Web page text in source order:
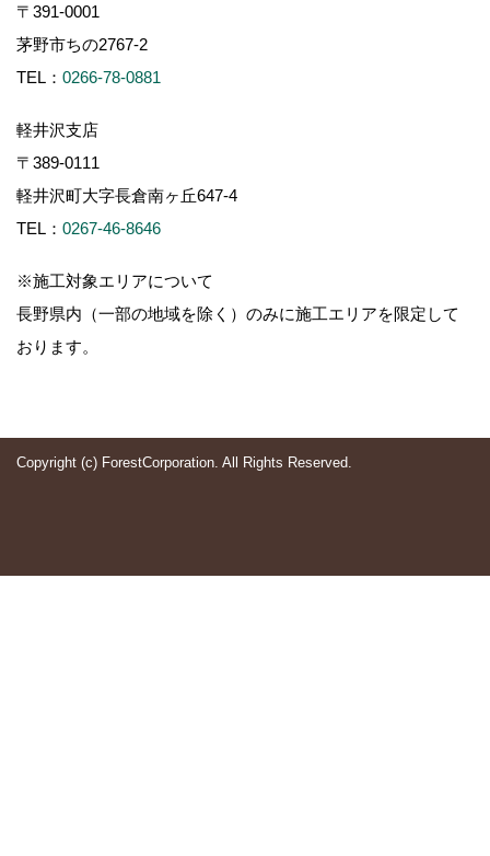
〒391-0001
茅野市ちの2767-2
TEL： 0266-78-0881
軽井沢支店
〒389-0111
軽井沢町大字長倉南ヶ丘647-4
TEL： 0267-46-8646
※施工対象エリアについて
長野県内（一部の地域を除く）のみに施工エリアを限定して
おります。
Copyright (c) ForestCorporation. All Rights Reserved.